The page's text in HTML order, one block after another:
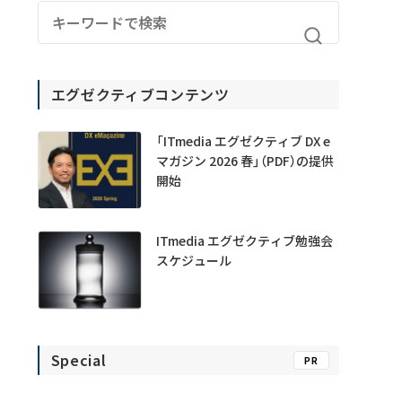
エグゼクティブコンテンツ
「ITmedia エグゼクティブ DX e
マガジン 2026 春」（PDF）の提供
開始
ITmedia エグゼクティブ勉強会
スケジュール
Special PR